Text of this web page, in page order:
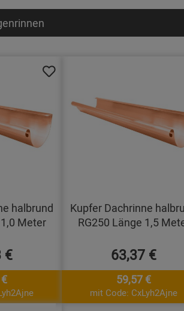
halbrund
Meter
€
Kupfer Dachrinne
RG250 Länge 1,5
63,37 €
59,57 €
mit Code: CxLyh2Ajne